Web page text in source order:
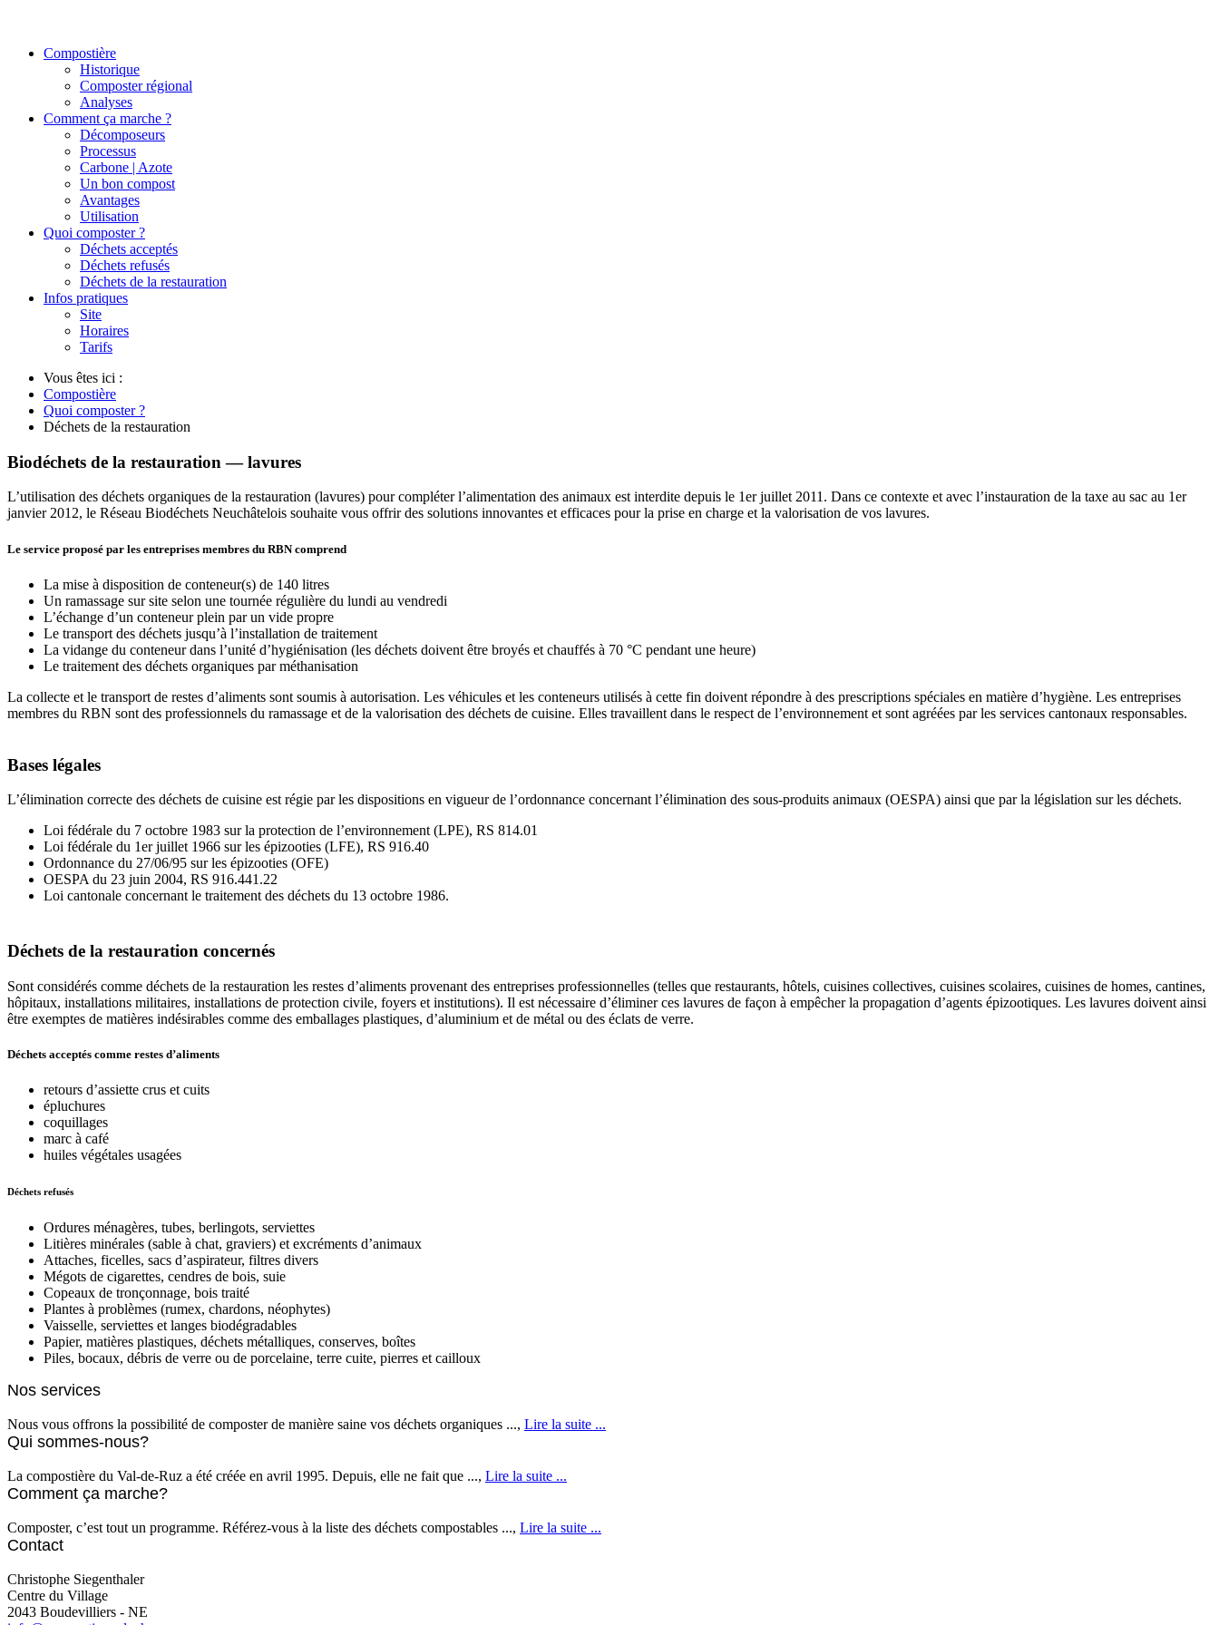
Compostière
Historique
Composter régional
Analyses
Comment ça marche ?
Décomposeurs
Processus
Carbone | Azote
Un bon compost
Avantages
Utilisation
Quoi composter ?
Déchets acceptés
Déchets refusés
Déchets de la restauration
Infos pratiques
Site
Horaires
Tarifs
Vous êtes ici :
Compostière
Quoi composter ?
Déchets de la restauration
Biodéchets de la restauration — lavures
L’utilisation des déchets organiques de la restauration (lavures) pour compléter l’alimentation des animaux est interdite depuis le 1er juillet 2011. Dans ce contexte et avec l’instauration de la taxe au sac au 1er
janvier 2012, le Réseau Biodéchets Neuchâtelois souhaite vous offrir des solutions innovantes et efficaces pour la prise en charge et la valorisation de vos lavures.
Le service proposé par les entreprises membres du RBN comprend
La mise à disposition de conteneur(s) de 140 litres
Un ramassage sur site selon une tournée régulière du lundi au vendredi
L’échange d’un conteneur plein par un vide propre
Le transport des déchets jusqu’à l’installation de traitement
La vidange du conteneur dans l’unité d’hygiénisation (les déchets doivent être broyés et chauffés à 70 °C pendant une heure)
Le traitement des déchets organiques par méthanisation
La collecte et le transport de restes d’aliments sont soumis à autorisation. Les véhicules et les conteneurs utilisés à cette fin doivent répondre à des prescriptions spéciales en matière d’hygiène. Les entreprises
membres du RBN sont des professionnels du ramassage et de la valorisation des déchets de cuisine. Elles travaillent dans le respect de l’environnement et sont agréées par les services cantonaux responsables.
Bases légales
L’élimination correcte des déchets de cuisine est régie par les dispositions en vigueur de l’ordonnance concernant l’élimination des sous-produits animaux (OESPA) ainsi que par la législation sur les déchets.
Loi fédérale du 7 octobre 1983 sur la protection de l’environnement (LPE), RS 814.01
Loi fédérale du 1er juillet 1966 sur les épizooties (LFE), RS 916.40
Ordonnance du 27/06/95 sur les épizooties (OFE)
OESPA du 23 juin 2004, RS 916.441.22
Loi cantonale concernant le traitement des déchets du 13 octobre 1986.
Déchets de la restauration concernés
Sont considérés comme déchets de la restauration les restes d’aliments provenant des entreprises professionnelles (telles que restaurants, hôtels, cuisines collectives, cuisines scolaires, cuisines de homes, cantines,
hôpitaux, installations militaires, installations de protection civile, foyers et institutions). Il est nécessaire d’éliminer ces lavures de façon à empêcher la propagation d’agents épizootiques. Les lavures doivent ainsi
être exemptes de matières indésirables comme des emballages plastiques, d’aluminium et de métal ou des éclats de verre.
Déchets acceptés comme restes d’aliments
retours d’assiette crus et cuits
épluchures
coquillages
marc à café
huiles végétales usagées
Déchets refusés
Ordures ménagères, tubes, berlingots, serviettes
Litières minérales (sable à chat, graviers) et excréments d’animaux
Attaches, ficelles, sacs d’aspirateur, filtres divers
Mégots de cigarettes, cendres de bois, suie
Copeaux de tronçonnage, bois traité
Plantes à problèmes (rumex, chardons, néophytes)
Vaisselle, serviettes et langes biodégradables
Papier, matières plastiques, déchets métalliques, conserves, boîtes
Piles, bocaux, débris de verre ou de porcelaine, terre cuite, pierres et cailloux
Nos services
Nous vous offrons la possibilité de composter de manière saine vos déchets organiques ..., Lire la suite ...
Qui sommes-nous?
La compostière du Val-de-Ruz a été créée en avril 1995. Depuis, elle ne fait que ..., Lire la suite ...
Comment ça marche?
Composter, c’est tout un programme. Référez-vous à la liste des déchets compostables ..., Lire la suite ...
Contact
Christophe Siegenthaler
Centre du Village
2043 Boudevilliers - NE